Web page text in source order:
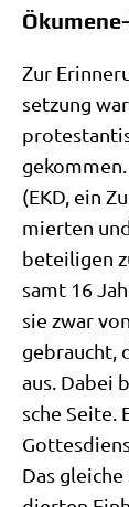
Zur
set­zung
(EKD, ein
mier­ten
betei­li­gen
samt 16
sie zwar
gebraucht,
aus. Dabei
sche Sei­te.
Das